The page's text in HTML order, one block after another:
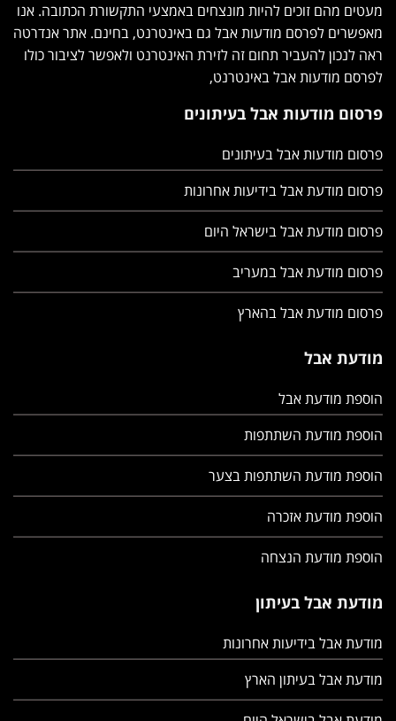
מעטים מהם זוכים להיות מונצחים באמצעי התקשורת הכתובה. אנו
מאפשרים לפרסם מודעות אבל גם באינטרנט, בחינם. אתר אנדרטה
ראה לנכון להעביר תחום זה לזירת האינטרנט ולאפשר לציבור כולו
לפרסם מודעות אבל באינטרנט,
פרסום מודעות אבל בעיתונים
פרסום מודעות אבל בעיתונים
פרסום מודעת אבל בידיעות אחרונות
פרסום מודעת אבל בישראל היום
פרסום מודעת אבל במעריב
פרסום מודעת אבל בהארץ
מודעת אבל
הוספת מודעת אבל
הוספת מודעת השתתפות
הוספת מודעת השתתפות בצער
הוספת מודעת אזכרה
הוספת מודעת הנצחה
מודעת אבל בעיתון
מודעת אבל בידיעות אחרונות
מודעת אבל בעיתון הארץ